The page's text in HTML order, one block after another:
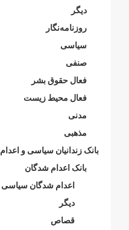
دیگر
روزنامەنگار
سیاسی
صنفی
فعال حقوق بشر
فعال محیط زیست
مدنی
مذهبی
بانک زندانیان سیاسی و اعدام
بانک اعدام شدگان
اعدام شدگان سیاسی
دیگر
قصاص